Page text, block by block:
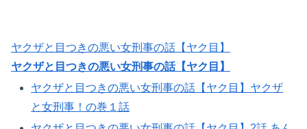
ヤクザと目つきの悪い女刑事の話【ヤク目】
ヤクザと目つきの悪い女刑事の話【ヤク目】
ヤクザと目つきの悪い女刑事の話【ヤク目】ヤクザ
と女刑事！の巻１話